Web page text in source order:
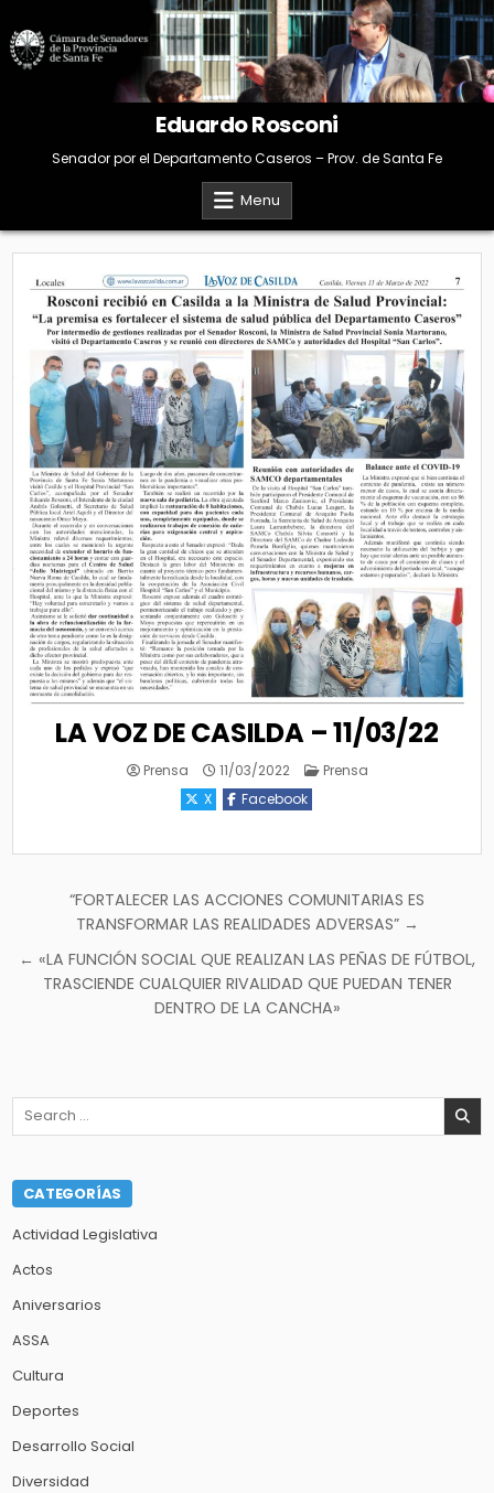
to
content
Eduardo Rosconi
Senador por el Departamento Caseros – Prov. de Santa Fe
Menu
LA VOZ DE CASILDA – 11/03/22
Prensa 11/03/2022 Posted
Prensa
X
Facebook
Navegación
entradas
“FORTALECER LAS ACCIONES COMUNITARIAS ES
TRANSFORMAR LAS REALIDADES ADVERSAS” →
← «LA FUNCIÓN SOCIAL QUE REALIZAN LAS PEÑAS DE FÚTBOL,
TRASCIENDE CUALQUIER RIVALIDAD QUE PUEDAN TENER
DENTRO DE LA CANCHA»
Search
CATEGORÍAS
Actividad Legislativa
Actos
Aniversarios
ASSA
Cultura
Deportes
Desarrollo Social
Diversidad